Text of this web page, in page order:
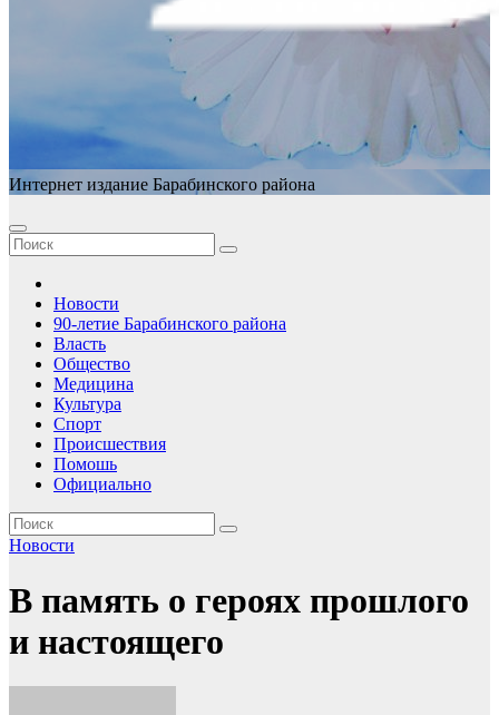
Интернет издание Барабинского района
Новости
90-летие Барабинского района
Власть
Общество
Медицина
Культура
Спорт
Происшествия
Помошь
Официально
Новости
В память о героях прошлого
и настоящего